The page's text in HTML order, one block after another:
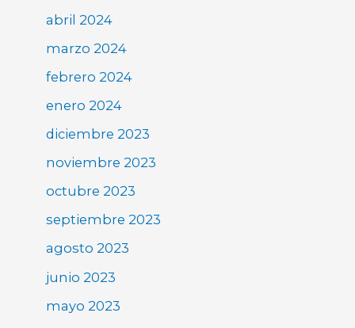
abril 2024
marzo 2024
febrero 2024
enero 2024
diciembre 2023
noviembre 2023
octubre 2023
septiembre 2023
agosto 2023
junio 2023
mayo 2023